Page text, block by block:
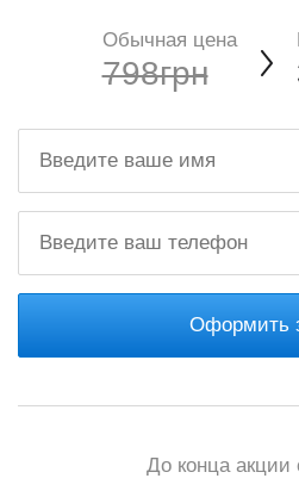
Обычная цена
798грн
Оформить
До конца акции